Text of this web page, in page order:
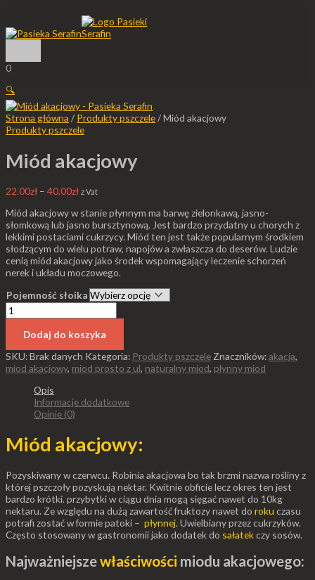
treści
0
🔍
Strona główna / Produkty pszczele/ Miód akacjowy
Produkty pszczele
Miód akacjowy
22.00zł – 40.00zł
cen:
od
22.00zł
z Vat
Miód akacjowy w stanie płynnym ma barwę zielonkawą, jasno-
słomkową lub jasno bursztynową. Jest bardzo przydatny u chorych z
lekkimi postaciami cukrzycy. Miód ten jest także popularnym środkiem
słodzącym do wielu potraw, napojów a zwłaszcza do deserów. Ludzie
cenią miód akacjowy jako środek wspomagający leczenie schorzeń
nerek i układu moczowego.
Pojemność słoika
akacjowy
Dodaj do koszyka
SKU:Brak danych Kategoria: Produkty pszczele Znaczników:akacja,
miod akacjowy, miod prosto z ul, naturalny miod, plynny miod
Opis
Informacje dodatkowe
Opinie (0)
Miód akacjowy:
Pozyskiwany w czerwcu. Robinia akacjowa bo tak brzmi nazwa rośliny z
której pszczoły pozyskują nektar. Kwitnie obficie lecz okres ten jest
bardzo krótki. przybytki w ciągu dnia mogą sięgać nawet do 10kg
nektaru. Ze względu na dużą zawartość fruktozy nawet do roku czasu
potrafi zostać w formie patoki – płynnej. Uwielbiany przez cukrzyków.
Często stosowany w gastronomii jako dodatek do sałatekczy sosów.
Najważniejszewłaściwości miodu akacjowego:
cen:
od
22.00zł
cen:
od
65.00zł